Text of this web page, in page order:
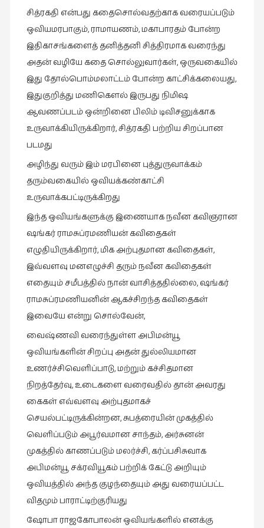
சிறிய
உண்மைகள்
சிறுகதை
சினிமா
சுழலும்
பார்வைகள்
தனிமை
கொண்டவர்கள்
எழுத்து
நாவல்கள்
நாவல்கள்
நினைவுகுறிப்பு
நுண்கலை
நுண்கலை
நூலக
மனிதர்கள்
சித்ரகதி என்பது கதைசொல்வதற்காக வரையப்படும்
ஒவியமரபாகும், ராமாயணம், மகாபாரதம் போன்ற
இதிகாசங்களைத் தனித்தனி சித்திரமாக வரைந்து
அதன் வழியே கதை சொல்லுவார்கள், ஒருவகையில்
இது தோல்பொம்மலாட்டம் போன்ற காட்சிக்கலையது,
இதுகுறித்து மணிகௌல் இருபது நிமிஷ
ஆவணப்படம் ஒன்றினை பிலிம் டிவிசனுக்காக
உருவாக்கியிருக்கிறார், சித்ரகதி பற்றிய சிறப்பான
படமது
அழிந்து வரும் இம் மரபினை புத்துருவாக்கம்
தரும்வகையில் ஒவியக்கண்காட்சி
உருவாக்கபட்டிருக்கிறது
இந்த ஒவியங்களுக்கு இணையாக நவீன கவிஞரான
ஷங்கர் ராமசுப்ரமணியன் கவிதைகள்
எழுதியிருக்கிறார், மிக அற்புதமான கவிதைகள்,
இவ்வளவு மனஎழுச்சி தரும் நவீன கவிதைகள்
எதையும் சமீபத்தில் நான் வாசித்ததில்லை, ஷங்கர்
ராமசுப்ரமணியனின் ஆகச்சிறந்த கவிதைகள்
இவையே என்று சொல்வேன்,
வைஷ்ணவி வரைந்துள்ள அபிமன்யூ
ஒவியங்களின் சிறப்பு அதன் துல்லியமான
உணர்ச்சிவெளிப்பாடு, மற்றும் கச்சிதமான
நிறத்தேர்வு, உடைகளை வரைவதில் தான் அவரது
கைகள் எவ்வளவு அற்புதமாகச்
செயல்பட்டிருக்கின்றன, சுபத்ரையின் முகத்தில்
வெளிப்படும் அபூர்வமான சாந்தம், அர்சுனன்
முகத்தில் காணப்படும் மலர்ச்சி, கர்ப்பசிசுவாக
அபிமன்யூ சக்ரவியூகம் பற்றிக் கேட்டு அறியும்
ஒவியத்தில் அந்த குழந்தையும் அது வரையப்பட்ட
விதமும் பாராட்டிற்குரியது
ஷோபா ராஜகோபாலன் ஒவியங்களில் எனக்கு